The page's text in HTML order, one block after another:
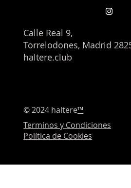
Calle Real 9,
Torrelodones, Madrid
haltere.club
© 2024 haltere™
Terminos y Condiciones
Política de Cookies